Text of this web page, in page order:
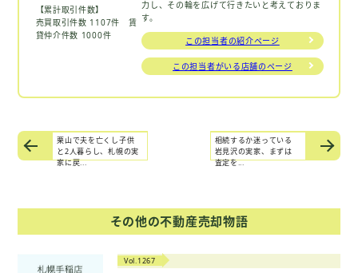
【累計取引件数】
売買取引件数 1107件 賃
貸仲介件数 1000件
力し、その輪を広げて行きたいと考えておりま
す。
この担当者の紹介ページ
この担当者がいる店舗のページ
栗山で夫を亡くし子供
と2人暮らし、札幌の実
家に戻...
相続するか迷っている
岩見沢の実家、まずは
査定を...
その他の不動産売却物語
Vol.1267